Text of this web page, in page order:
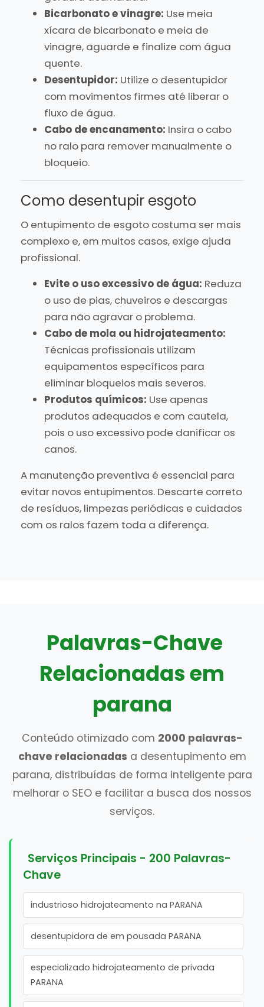
Bicarbonato e vinagre: Use meia
xícara de bicarbonato e meia de
vinagre, aguarde e finalize com água
quente.
Desentupidor: Utilize o desentupidor
com movimentos firmes até liberar o
fluxo de água.
Cabo de encanamento: Insira o cabo
no ralo para remover manualmente o
bloqueio.
Como desentupir esgoto
O entupimento de esgoto costuma ser mais
complexo e, em muitos casos, exige ajuda
profissional.
Evite o uso excessivo de água: Reduza
o uso de pias, chuveiros e descargas
para não agravar o problema.
Cabo de mola ou hidrojateamento:
Técnicas profissionais utilizam
equipamentos específicos para
eliminar bloqueios mais severos.
Produtos químicos: Use apenas
produtos adequados e com cautela,
pois o uso excessivo pode danificar os
canos.
A manutenção preventiva é essencial para
evitar novos entupimentos. Descarte correto
de resíduos, limpezas periódicas e cuidados
com os ralos fazem toda a diferença.
Palavras-Chave
Relacionadas em
parana
Conteúdo otimizado com 2000 palavras-
chave relacionadas a desentupimento em
parana, distribuídas de forma inteligente para
melhorar o SEO e facilitar a busca dos nossos
serviços.
Serviços Principais - 200 Palavras-
Chave
industrioso hidrojateamento na PARANA
desentupidora de em pousada PARANA
especializado hidrojateamento de privada
PARANA